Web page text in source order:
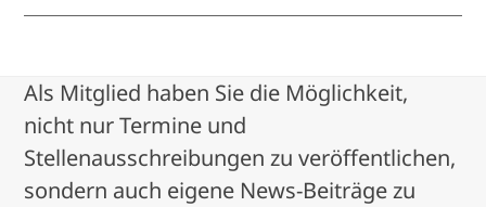
Als Mitglied haben Sie die Möglichkeit,
nicht nur Termine und
Stellenausschreibungen zu veröffentlichen,
sondern auch eigene News-Beiträge zu